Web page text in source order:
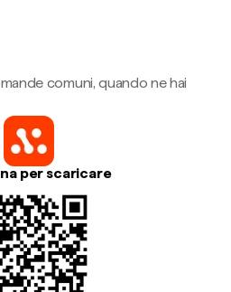
comuni, quando ne hai
per scaricare